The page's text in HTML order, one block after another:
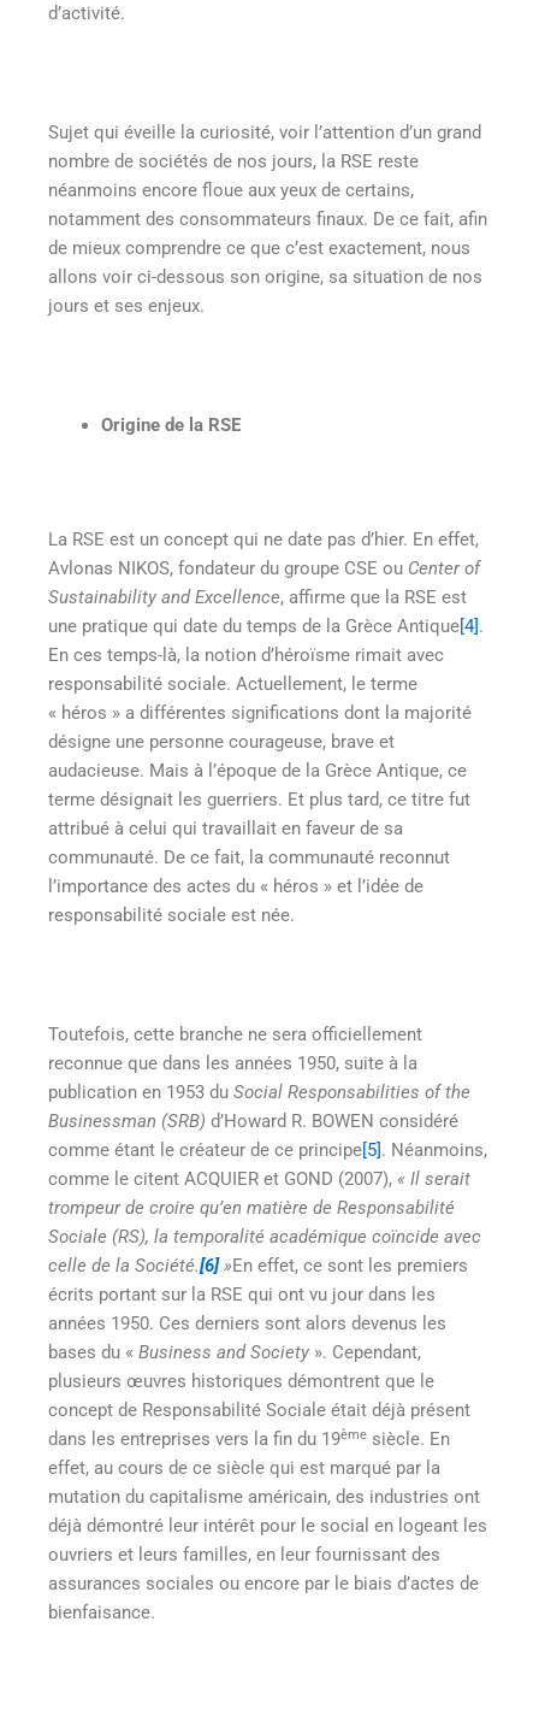
d’activité.
Sujet qui éveille la curiosité, voir l’attention d’un grand
nombre de sociétés de nos jours, la RSE reste
néanmoins encore floue aux yeux de certains,
notamment des consommateurs finaux. De ce fait, afin
de mieux comprendre ce que c’est exactement, nous
allons voir ci-dessous son origine, sa situation de nos
jours et ses enjeux.
Origine de la RSE
La RSE est un concept qui ne date pas d’hier. En effet,
Avlonas NIKOS, fondateur du groupe CSE ou Center of
Sustainability and Excellence, affirme que la RSE est
une pratique qui date du temps de la Grèce Antique [4] .
En ces temps-là, la notion d’héroïsme rimait avec
responsabilité sociale. Actuellement, le terme
« héros » a différentes significations dont la majorité
désigne une personne courageuse, brave et
audacieuse. Mais à l’époque de la Grèce Antique, ce
terme désignait les guerriers. Et plus tard, ce titre fut
attribué à celui qui travaillait en faveur de sa
communauté. De ce fait, la communauté reconnut
l’importance des actes du « héros » et l’idée de
responsabilité sociale est née.
Toutefois, cette branche ne sera officiellement
reconnue que dans les années 1950, suite à la
publication en 1953 du Social Responsabilities of the
Businessman (SRB) d’Howard R. BOWEN considéré
comme étant le créateur de ce principe [5] . Néanmoins,
comme le citent ACQUIER et GOND (2007), « Il serait
trompeur de croire qu’en matière de Responsabilité
Sociale (RS), la temporalité académique coïncide avec
celle de la Société.[6]»En effet, ce sont les premiers
écrits portant sur la RSE qui ont vu jour dans les
années 1950. Ces derniers sont alors devenus les
bases du « Business and Society ». Cependant,
plusieurs œuvres historiques démontrent que le
concept de Responsabilité Sociale était déjà présent
dans les entreprises vers la fin du 19ème siècle. En
effet, au cours de ce siècle qui est marqué par la
mutation du capitalisme américain, des industries ont
déjà démontré leur intérêt pour le social en logeant les
ouvriers et leurs familles, en leur fournissant des
assurances sociales ou encore par le biais d’actes de
bienfaisance.